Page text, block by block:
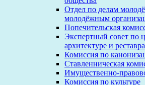
Отдел по делам
молодёжным
Попечительская
Экспертный совет по
архитектуре и
Комиссия по
Ставленническая
Имущественно-
Комиссия по культуре